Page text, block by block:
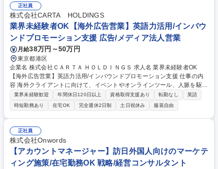
します。 【詳細】■キャスティング、プロモーションなどに関わるプロジ
ェクトの企画・進行・ディレクション ■予算、スケジュール管理 ■クライ
アント対応 ■プロジェクト全体のマネジメント 募集職種 【東京/営業統
括】キャスティング/広告代理業務/エンタメ領域
正社員
株式会社CARTA HOLDINGS
業界未経験者OK【海外広告営業】英語力活用/インバウ
ンドプロモーション支援 広告/メディア法人営業
月給38万円～50万円
東京都港区
企業名 株式会社ＣＡＲＴＡ ＨＯＬＤＩＮＧＳ 求人名 業界未経験者OK
【海外広告営業】英語力活用/インバウンドプロモーション支援 仕事の内
容 海外クライアントに向けて、イベントやオンラインツール、人脈を駆使
した新規開拓や既存顧客への提案、クライアントニーズに沿った総合的な
広告戦略の立案と社内外のディレクションを担っていただきます。 【ポテ
ンシャル採用】■法人営業やIT業界出身など、他業界からの転職者も多く
在籍【クライアントとの関係構築】イベントやオンラインツール、人脈を
駆使した新規開拓や既存顧客への提案、ニーズに沿った総合的な広告戦略
の立案と社内外のディレクション【提案商材】アドネットワーク・DSP・
アフィリエイト・動画広告・TVCM・オフライン広告等※施策実施時のメ
ディア側とのコミュニケーションや施策の効果検証、レポーティング 募集
職種 業界未経験者OK【海外広告営業】英語力活用/インバウンドプロモー
業界未経験歓迎 年間休日120日以上 資格取得支援あり 転勤なし
英語
時短勤務あり
在宅OK 完全週休2日制 土日祝休み 服装自由
正社員
株式会社Onwords
【アカウントマネージャー】訪日外国人向けのマーケテ
ィング施策/在宅勤務OK 戦略/経営コンサルタント